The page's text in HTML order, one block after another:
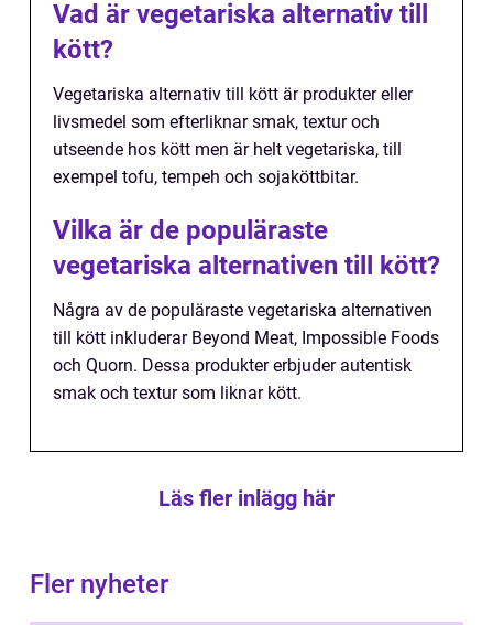
Vad är vegetariska alternativ till
kött?
Vegetariska alternativ till kött är produkter eller
livsmedel som efterliknar smak, textur och
utseende hos kött men är helt vegetariska, till
exempel tofu, tempeh och sojaköttbitar.
Vilka är de populäraste
vegetariska alternativen till kött?
Några av de populäraste vegetariska alternativen
till kött inkluderar Beyond Meat, Impossible Foods
och Quorn. Dessa produkter erbjuder autentisk
smak och textur som liknar kött.
Läs fler inlägg här
Fler nyheter